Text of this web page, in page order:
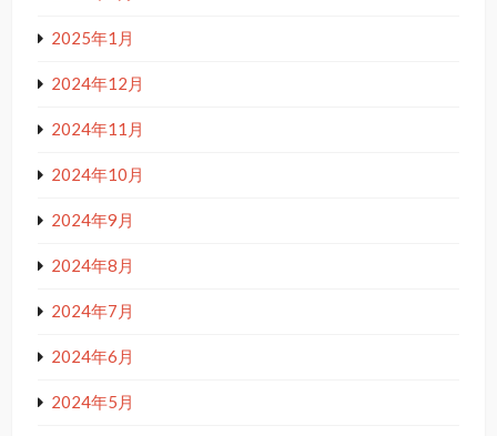
2025年1月
2024年12月
2024年11月
2024年10月
2024年9月
2024年8月
2024年7月
2024年6月
2024年5月